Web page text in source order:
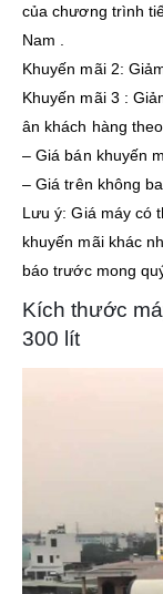
của chương trình
Nam .
Khuyến mãi 2:
Khuyến mãi 3 :
ân khách hàng
– Giá bán khuyến
– Giá trên không
Lưu ý: Giá máy có
khuyến mãi khác
báo trước mong
Kích thước
300 lít